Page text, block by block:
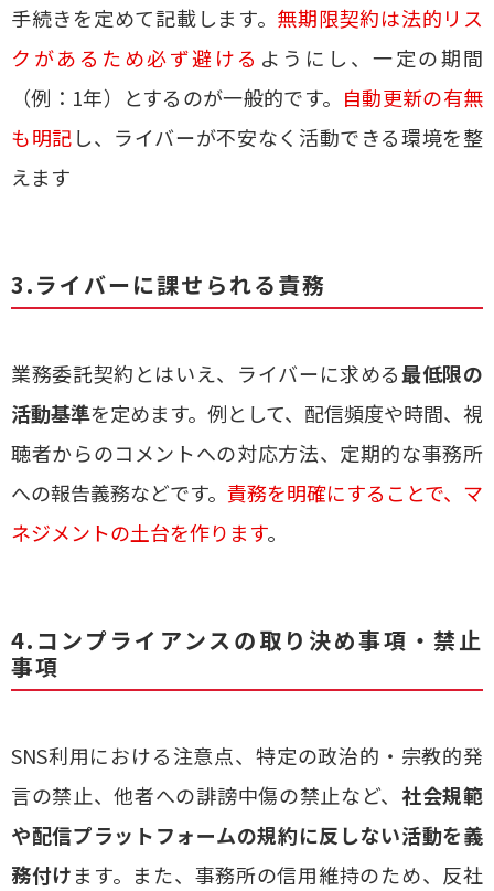
手続きを定めて記載します。 無期限契約は法的リス
クがあるため必ず避ける ようにし、一定の期間
（例：1年）とするのが一般的です。 自動更新の有無
も明記し、ライバーが不安なく活動できる環境を整
えます
3.ライバーに課せられる責務
業務委託契約とはいえ、ライバーに求める最低限の
活動基準を定めます。例として、配信頻度や時間、視
聴者からのコメントへの対応方法、定期的な事務所
への報告義務などです。 責務を明確にすることで、マ
ネジメントの土台を作ります。
4.コンプライアンスの取り決め事項・禁止
事項
SNS利用における注意点、特定の政治的・宗教的発
言の禁止、他者への誹謗中傷の禁止など、 社会規範
や配信プラットフォームの規約に反しない活動を義
務付けます。また、事務所の信用維持のため、反社